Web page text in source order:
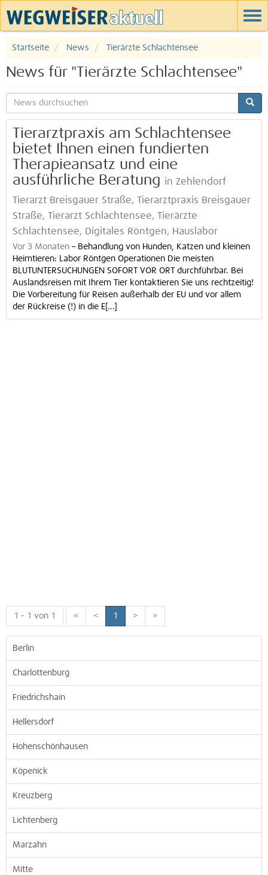
Startseite News Tierärzte Schlachtensee
News für "Tierärzte Schlachtensee"
Tierarztpraxis am Schlachtensee
bietet Ihnen einen fundierten
Therapieansatz und eine
ausführliche Beratung in Zehlendorf
Tierarzt Breisgauer Straße, Tierarztpraxis Breisgauer
Straße, Tierarzt Schlachtensee, Tierärzte
Schlachtensee, Digitales Röntgen, Hauslabor
Vor 3 Monaten – Behandlung von Hunden, Katzen und kleinen
Heimtieren: Labor Röntgen Operationen Die meisten
BLUTUNTERSUCHUNGEN SOFORT VOR ORT durchführbar. Bei
Auslandsreisen mit Ihrem Tier kontaktieren Sie uns rechtzeitig!
Die Vorbereitung für Reisen außerhalb der EU und vor allem
der Rückreise (!) in die E[...]
1 - 1 von 1 « < 1 > »
Berlin
Charlottenburg
Friedrichshain
Hellersdorf
Hohenschönhausen
Köpenick
Kreuzberg
Lichtenberg
Marzahn
Mitte